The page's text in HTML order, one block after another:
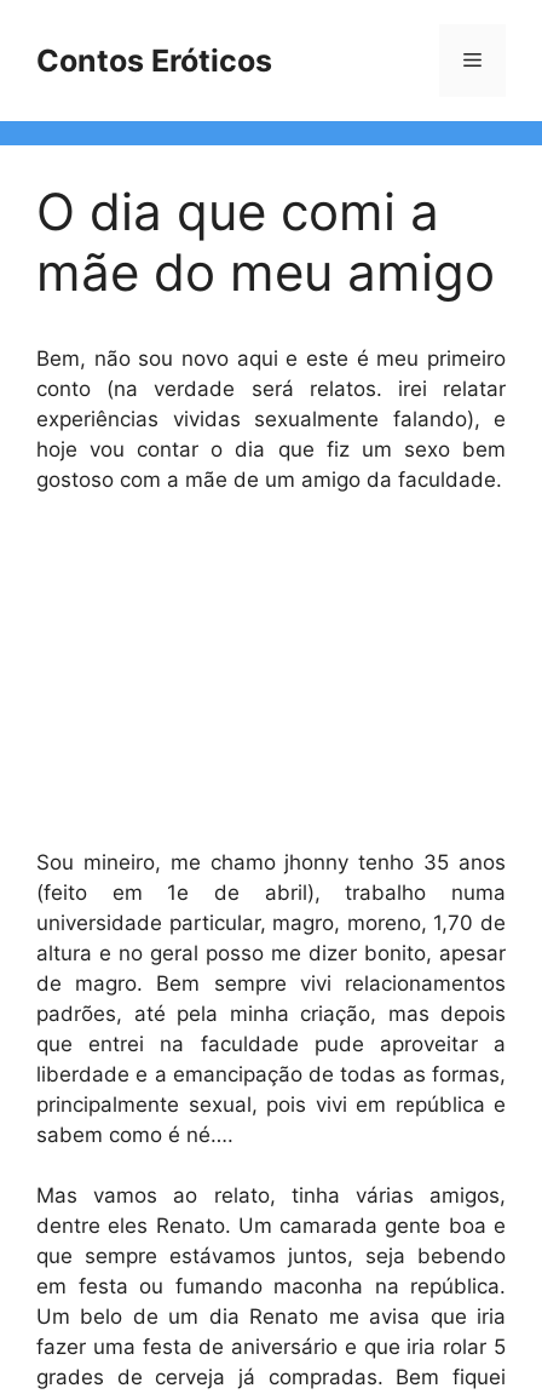
Contos Eróticos Menu
O dia que comi a
mãe do meu amigo
Bem, não sou novo aqui e este é meu primeiro
conto (na verdade será relatos. irei relatar
experiências vividas sexualmente falando), e
hoje vou contar o dia que fiz um sexo bem
gostoso com a mãe de um amigo da faculdade.
Sou mineiro, me chamo jhonny tenho 35 anos
(feito em 1e de abril), trabalho numa
universidade particular, magro, moreno, 1,70 de
altura e no geral posso me dizer bonito, apesar
de magro. Bem sempre vivi relacionamentos
padrões, até pela minha criação, mas depois
que entrei na faculdade pude aproveitar a
liberdade e a emancipação de todas as formas,
principalmente sexual, pois vivi em república e
sabem como é né….
Mas vamos ao relato, tinha várias amigos,
dentre eles Renato. Um camarada gente boa e
que sempre estávamos juntos, seja bebendo
em festa ou fumando maconha na república.
Um belo de um dia Renato me avisa que iria
fazer uma festa de aniversário e que iria rolar 5
grades de cerveja já compradas. Bem fiquei